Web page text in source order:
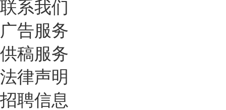
联系我们
广告服务
供稿服务
法律声明
招聘信息